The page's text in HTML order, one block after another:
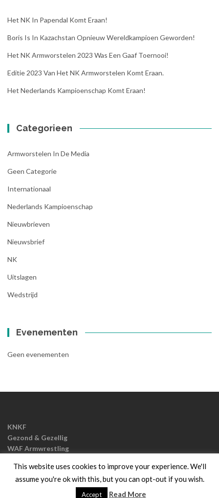
Het NK In Papendal Komt Eraan!
Boris Is In Kazachstan Opnieuw Wereldkampioen Geworden!
Het NK Armworstelen 2023 Was Een Gaaf Toernooi!
Editie 2023 Van Het NK Armworstelen Komt Eraan.
Het Nederlands Kampioenschap Komt Eraan!
Categorieen
Armworstelen In De Media
Geen Categorie
Internationaal
Nederlands Kampioenschap
Nieuwbrieven
Nieuwsbrief
NK
Uitslagen
Wedstrijd
Evenementen
Geen evenementen
KNKF
Gezond & Gezellig
WAF Armwrestling
powered door WordPress
This website uses cookies to improve your experience. We'll
assume you're ok with this, but you can opt-out if you wish.
Accept Read More